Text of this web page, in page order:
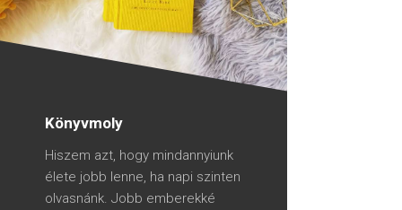
Könyvmoly
Hiszem azt, hogy mindannyiunk
élete jobb lenne, ha napi szinten
olvasnánk. Jobb emberekké